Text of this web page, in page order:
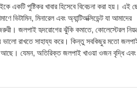
একটি পুষ্টিকর খাবার হিসেবে বিবেচনা করা হয়। এই
ভিটামিন, মিনারেল এবং অ্যান্টিঅক্সিডেন্ট যা আমাদের
জলপাই হৃদরোগের ঝুঁকি কমাতে, কোলেস্টেরল
ভালো রাখতে সাহায্য করে। কিন্তু সবকিছুর মতো
আছে। যেমন, অতিরিক্ত জলপাই খাওয়া ওজন বৃদ্ধি এবং